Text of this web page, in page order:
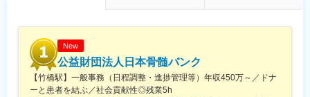
New
公益財団法人日本骨髄バンク
【竹橋駅】一般事務（日程調整・進捗管理等）年収450万～／ドナ
ーと患者を結ぶ／社会貢献性◎残業5h